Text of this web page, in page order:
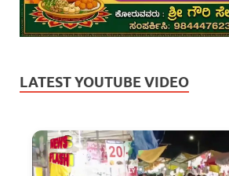
LATEST YOUTUBE VIDEO